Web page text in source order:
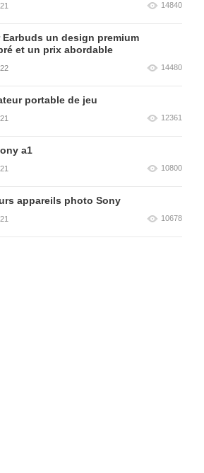
14840
Earbuds un design premium
et un prix abordable
14480
portable de jeu
12361
a1
10800
appareils photo Sony
10678